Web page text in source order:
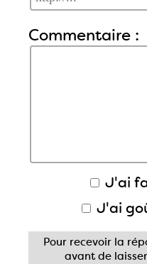
Commentaire :
J'ai
J'ai
Pour recevoir la
avant de